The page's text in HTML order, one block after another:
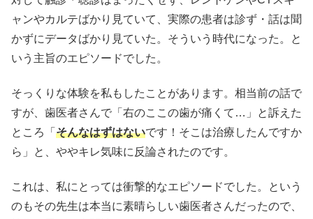
ャンやカルテばかり見ていて、実際の患者は診ず・話は聞
かずにデータばかり見ていた。そういう時代になった。と
いう主旨のエピソードでした。
そっくりな体験を私もしたことがあります。相当前の話で
すが、歯医者さんで「右のここの歯が痛くて…」と訴えた
ところ「 そんなはずはないです！そこは治療したんですか
ら」と、ややキレ気味に反論されたのです。
これは、私にとっては衝撃的なエピソードでした。という
のもその先生は本当に素晴らしい歯医者さんだったので、